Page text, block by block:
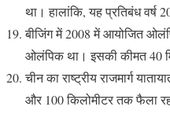
था। हालांकि, यह प्रतिबंध वर्ष
बीजिंग में 2008 में आयोजित
ओलंपिक था। इसकी कीमत 40
चीन का राष्ट्रीय राजमार्ग
और 100 किलोमीटर तक फैला